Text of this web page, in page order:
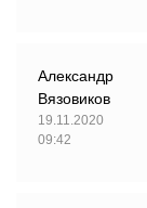
Александр
Вязовиков
19.11.2020
09:42